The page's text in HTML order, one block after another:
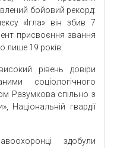
бойовий рекорд:
«Ігла» він збив 7
присвоєння звання
лише 19 років.
рівень довіри
соціологічного
Разумкова спільно з
Національній гвардії
здобули